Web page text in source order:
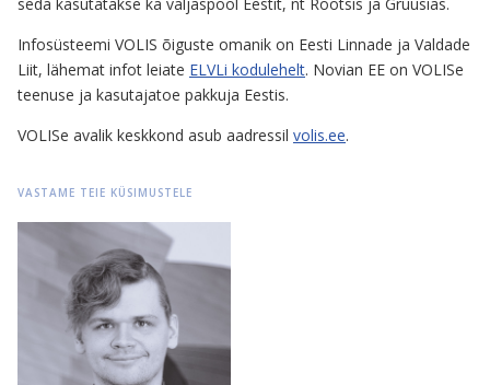
Infosüsteemi VOLIS õiguste omanik on Eesti Linnade ja Valdade
Liit, lähemat infot leiate ELVLi kodulehelt. Novian EE on VOLISe
teenuse ja kasutajatoe pakkuja Eestis.
VOLISe avalik keskkond asub aadressil volis.ee.
VASTAME TEIE KÜSIMUSTELE